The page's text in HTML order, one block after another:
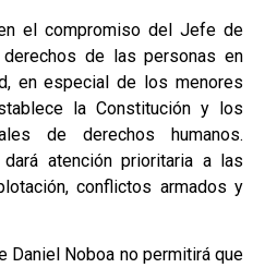
el compromiso del Jefe de
de las personas en
en especial de los menores
la Constitución y los
de derechos humanos.
atención prioritaria a las
conflictos armados y
Daniel Noboa no permitirá que